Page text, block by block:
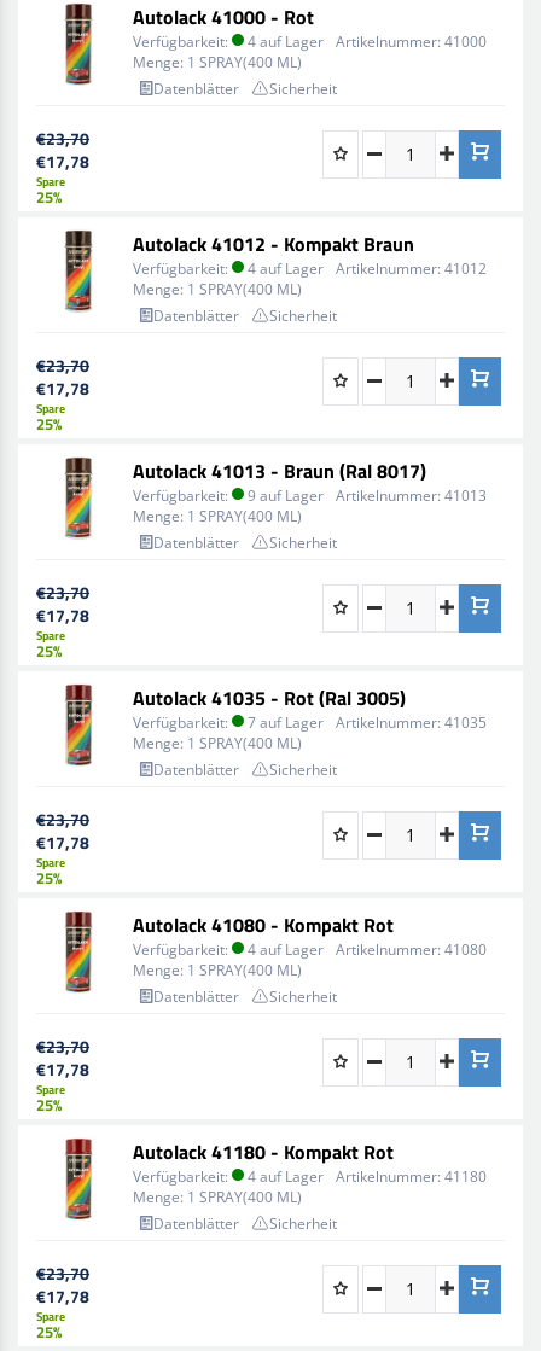
Autolack 41000 - Rot
Verfügbarkeit: 4 auf Lager Artikelnummer: 41000
Menge: 1 SPRAY(400 ML)
Datenblätter
Sicherheit
€23,70
€17,78
Spare
25%
Autolack 41012 - Kompakt Braun
Verfügbarkeit: 4 auf Lager Artikelnummer: 41012
Menge: 1 SPRAY(400 ML)
Datenblätter
Sicherheit
€23,70
€17,78
Spare
25%
Autolack 41013 - Braun (Ral 8017)
Verfügbarkeit: 9 auf Lager Artikelnummer: 41013
Menge: 1 SPRAY(400 ML)
Datenblätter
Sicherheit
€23,70
€17,78
Spare
25%
Autolack 41035 - Rot (Ral 3005)
Verfügbarkeit: 7 auf Lager Artikelnummer: 41035
Menge: 1 SPRAY(400 ML)
Datenblätter
Sicherheit
€23,70
€17,78
Spare
25%
Autolack 41080 - Kompakt Rot
Verfügbarkeit: 4 auf Lager Artikelnummer: 41080
Menge: 1 SPRAY(400 ML)
Datenblätter
Sicherheit
€23,70
€17,78
Spare
25%
Autolack 41180 - Kompakt Rot
Verfügbarkeit: 4 auf Lager Artikelnummer: 41180
Menge: 1 SPRAY(400 ML)
Datenblätter
Sicherheit
€23,70
€17,78
Spare
25%